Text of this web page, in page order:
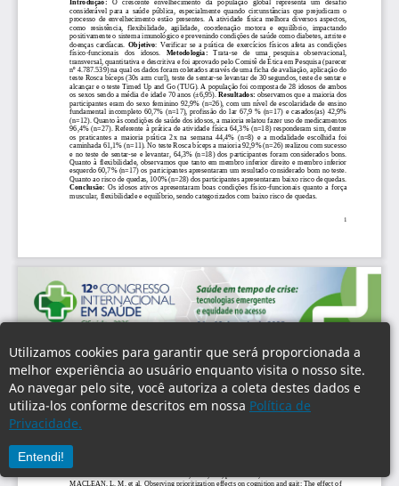
Utilizamos cookies para garantir que será proporcionada a
melhor experiência ao usuário enquanto visita o nosso site.
Ao navegar pelo site, você autoriza a coleta destes dados e
utiliza-los conforme descritos em nossa Política de
Privacidade.
Entendi!